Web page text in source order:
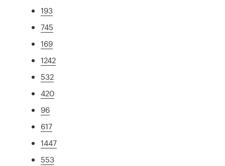
193
745
169
1242
532
420
96
617
1447
553